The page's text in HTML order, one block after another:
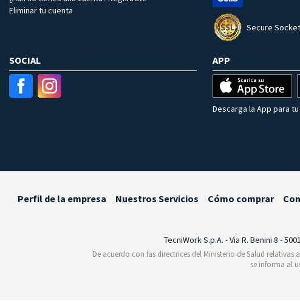
Eliminar tu cuenta
Secure
SOCIAL APP
Descarga la App para
Perfil de la empresa Nuestros Servicios Cómo comprar
TecniWork S.p.A. - Via R. Benini 8 -
De acuerdo con las directrices del Ministerio de Salud
se informa al